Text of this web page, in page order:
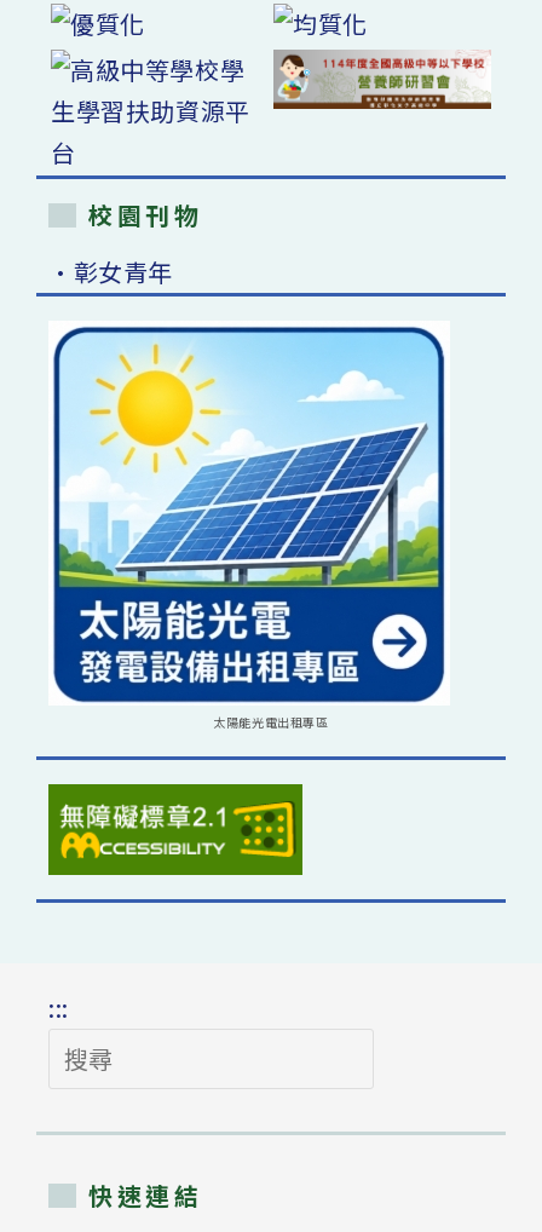
校園刊物
•彰女青年
太陽能光電出租專區
:::
搜
尋
快速連結